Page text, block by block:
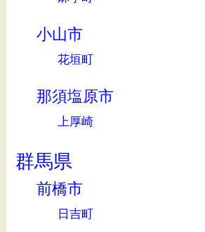
小山市
花垣町
那須塩原市
上厚崎
群馬県
前橋市
日吉町